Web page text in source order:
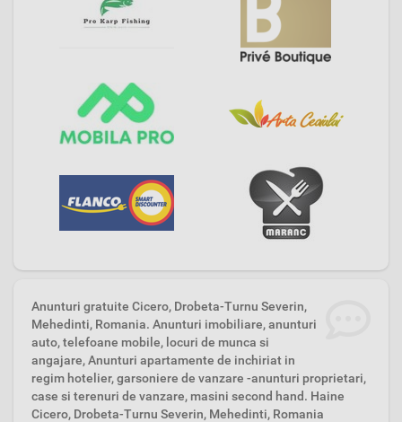
Anunturi gratuite Cicero, Drobeta-Turnu Severin,
Mehedinti, Romania. Anunturi imobiliare, anunturi
auto, telefoane mobile, locuri de munca si
angajare, Anunturi apartamente de inchiriat in
regim hotelier, garsoniere de vanzare -anunturi proprietari,
case si terenuri de vanzare, masini second hand. Haine
Cicero, Drobeta-Turnu Severin, Mehedinti, Romania